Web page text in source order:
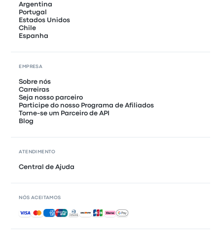
Argentina
Portugal
Estados Unidos
Chile
Espanha
EMPRESA
Sobre nós
Carreiras
Seja nosso parceiro
Participe do nosso Programa de Afiliados
Torne-se um Parceiro de API
Blog
ATENDIMENTO
Central de Ajuda
NÓS ACEITAMOS
Pagamentos aceitos